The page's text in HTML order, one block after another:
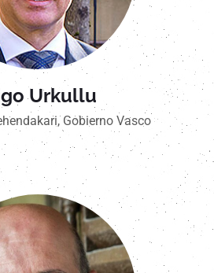
Urkullu
Gobierno Vasco